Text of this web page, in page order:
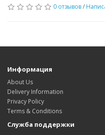
0 отзывов/
Информация
About Us
Delivery Information
Privacy Policy
Terms & Conditions
Служба поддержки